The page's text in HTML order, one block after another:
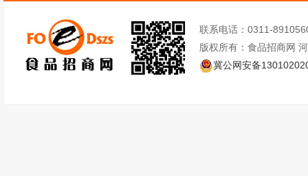
联系电话：0311-
版权所有：食品招商网
冀公网安备